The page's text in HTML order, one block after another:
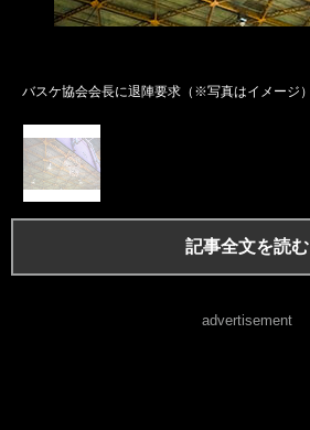
バスケ協会会長に退陣要求（※写真はイメージ）
記事全文を読む
advertisement